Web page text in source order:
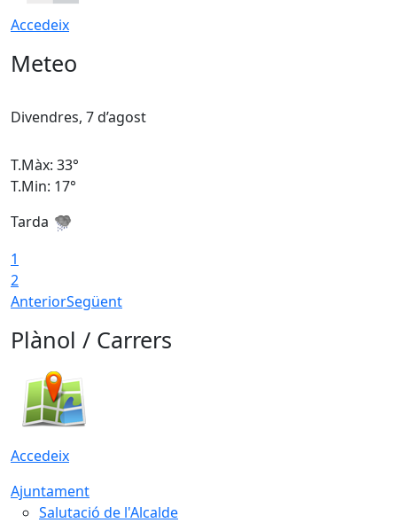
Accedeix
Meteo
Divendres, 7 d’agost
T.Màx: 33°
T.Min: 17°
Tarda
1
2
AnteriorSegüent
Plànol / Carrers
Accedeix
Ajuntament
Salutació de l'Alcalde